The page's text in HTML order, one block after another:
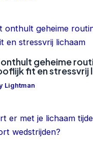
geheime
fit en stressvrij
Lightman